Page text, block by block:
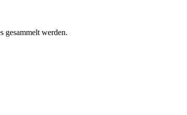
gesammelt werden.